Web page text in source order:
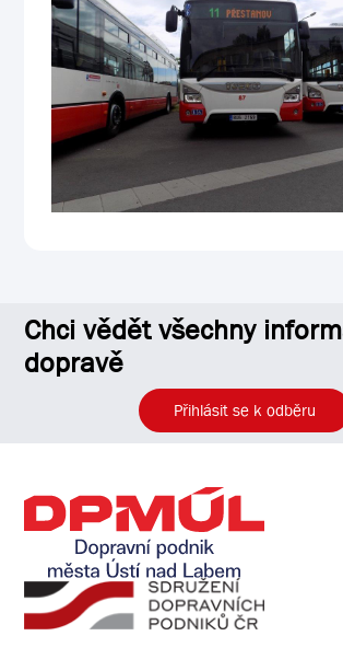
Chci vědět všechny
dopravě
Přihlásit se k odběru